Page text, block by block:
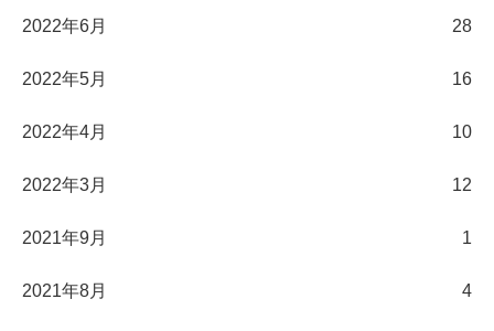
2022年6月 28
2022年5月 16
2022年4月 10
2022年3月 12
2021年9月 1
2021年8月 4